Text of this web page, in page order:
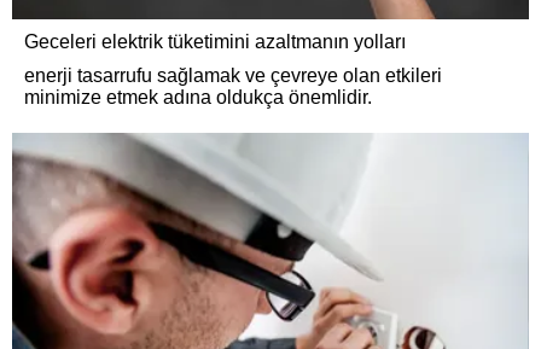
Geceleri elektrik tüketimini azaltmanın yolları
enerji tasarrufu sağlamak ve çevreye olan etkileri
minimize etmek adına oldukça önemlidir.